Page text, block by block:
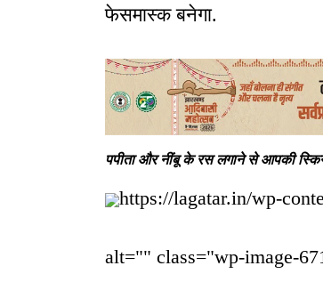
फेसमास्क बनेगा.
पपीता और नींबू के रस लगाने से आपकी
https://lagatar.in/wp-
alt="" class="wp-image-